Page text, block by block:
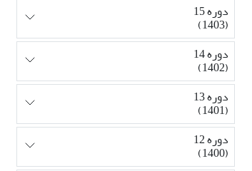
دوره 15
(1403)
دوره 14
(1402)
دوره 13
(1401)
دوره 12
(1400)